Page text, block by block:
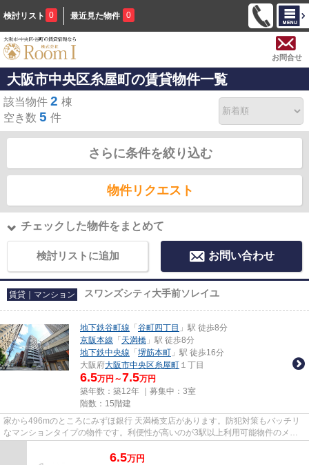
検討リスト 0 最近見た物件 0
お問合せ
大阪市中央区糸屋町の賃貸物件一覧
該当物件 2 棟
空き数 5 件
さらに条件を絞り込む
物件リクエスト
チェックした物件をまとめて
検討リストに追加 お問い合わせ
賃貸｜マンション スワンズシティ大手前ソレイユ
地下鉄谷町線 「 谷町四丁目 」駅 徒歩8分
京阪本線 「 天満橋 」駅 徒歩8分
地下鉄中央線 「 堺筋本町 」駅 徒歩16分
大阪府大阪市中央区糸屋町 １丁目
6.5万円～7.5万円
築年数：築12年 ｜募集中： 3室
階数：15階建
家から496mのところにみずほ銀行 天満橋支店があります。防犯対策もバッチリ
なマンションタイプの物件です。利便性が高いのが3駅以上利用可能物件のメリ
6.5万円